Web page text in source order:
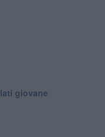
giovane